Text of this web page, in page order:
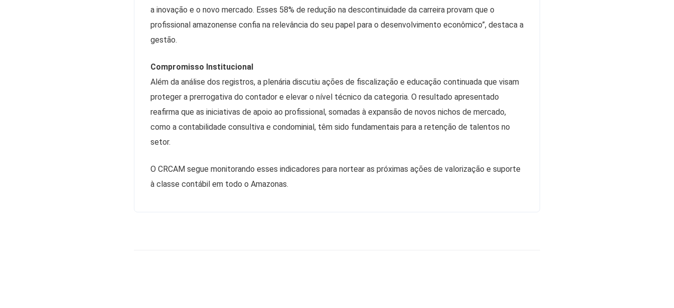
a inovação e o novo mercado. Esses 58% de redução na descontinuidade da carreira provam que o
profissional amazonense confia na relevância do seu papel para o desenvolvimento econômico”, destaca a
gestão.
Compromisso Institucional
Além da análise dos registros, a plenária discutiu ações de fiscalização e educação continuada que visam
proteger a prerrogativa do contador e elevar o nível técnico da categoria. O resultado apresentado
reafirma que as iniciativas de apoio ao profissional, somadas à expansão de novos nichos de mercado,
como a contabilidade consultiva e condominial, têm sido fundamentais para a retenção de talentos no
setor.
O CRCAM segue monitorando esses indicadores para nortear as próximas ações de valorização e suporte
à classe contábil em todo o Amazonas.